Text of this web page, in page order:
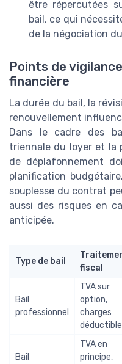
être répercutées
bail, ce qui
de la négociation
Points de
financière
La durée du bail, la
renouvellement
Dans le cadre des
triennale du loyer et la
de déplafonnement
planification
souplesse du contrat
aussi des risques en
anticipée.
Type de bail
fiscal
Bail
professionnel
TVA sur
option,
charges
Bail
TVA en
principe,